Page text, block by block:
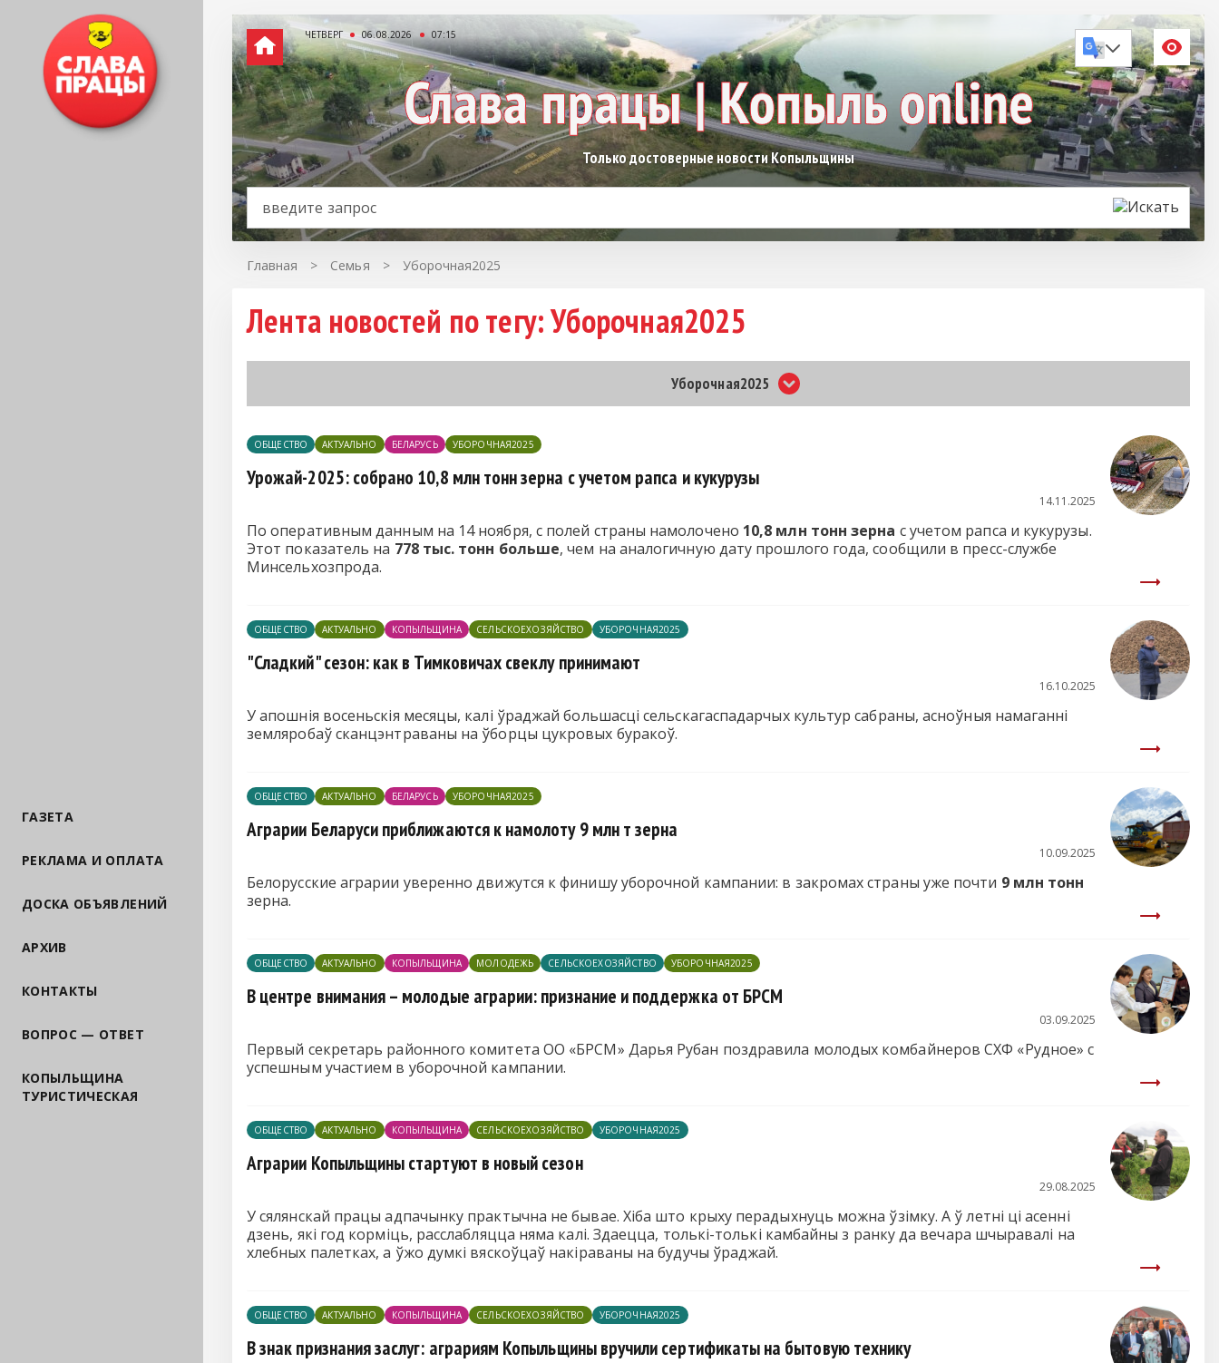
ГАЗЕТА
РЕКЛАМА И ОПЛАТА
ДОСКА ОБЪЯВЛЕНИЙ
АРХИВ
КОНТАКТЫ
ВОПРОС — ОТВЕТ
КОПЫЛЬЩИНА
ТУРИСТИЧЕСКАЯ
ЧЕТВЕРГ 06.08.2026 07:15
Только достоверные новости Копыльщины
Главная > Семья > Уборочная2025
Лента новостей по тегу: Уборочная2025
Уборочная2025
ОБЩЕСТВО АКТУАЛЬНО БЕЛАРУСЬ УБОРОЧНАЯ2025
Урожай-2025: собрано 10,8 млн тонн зерна с учетом рапса и кукурузы
14.11.2025
По оперативным данным на 14 ноября, с полей страны намолочено 10,8 млн тонн зерна с учетом рапса и кукурузы.
Этот показатель на 778 тыс. тонн больше, чем на аналогичную дату прошлого года, сообщили в пресс-службе
Минсельхозпрода.
ОБЩЕСТВО АКТУАЛЬНО КОПЫЛЬЩИНА СЕЛЬСКОЕХОЗЯЙСТВО УБОРОЧНАЯ2025
"Сладкий" сезон: как в Тимковичах свеклу принимают
16.10.2025
У апошнія восеньскія месяцы, калі ўраджай большасці сельскагаспадарчых культур сабраны, асноўныя намаганні
земляробаў сканцэнтраваны на ўборцы цукровых буракоў.
ОБЩЕСТВО АКТУАЛЬНО БЕЛАРУСЬ УБОРОЧНАЯ2025
Аграрии Беларуси приближаются к намолоту 9 млн т зерна
10.09.2025
Белорусские аграрии уверенно движутся к финишу уборочной кампании: в закромах страны уже почти 9 млн тонн
зерна.
ОБЩЕСТВО АКТУАЛЬНО КОПЫЛЬЩИНА МОЛОДЕЖЬ СЕЛЬСКОЕХОЗЯЙСТВО УБОРОЧНАЯ2025
В центре внимания – молодые аграрии: признание и поддержка от БРСМ
03.09.2025
Первый секретарь районного комитета ОО «БРСМ» Дарья Рубан поздравила молодых комбайнеров СХФ «Рудное» с
успешным участием в уборочной кампании.
ОБЩЕСТВО АКТУАЛЬНО КОПЫЛЬЩИНА СЕЛЬСКОЕХОЗЯЙСТВО УБОРОЧНАЯ2025
Аграрии Копыльщины стартуют в новый сезон
29.08.2025
У сялянскай працы адпачынку практычна не бывае. Хіба што крыху перадыхнуць можна ўзімку. А ў летні ці асенні
дзень, які год корміць, расслабляцца няма калі. Здаецца, толькі-толькі камбайны з ранку да вечара шчыравалі на
хлебных палетках, а ўжо думкі вяскоўцаў накіраваны на будучы ўраджай.
ОБЩЕСТВО АКТУАЛЬНО КОПЫЛЬЩИНА СЕЛЬСКОЕХОЗЯЙСТВО УБОРОЧНАЯ2025
В знак признания заслуг: аграриям Копыльщины вручили сертификаты на бытовую технику